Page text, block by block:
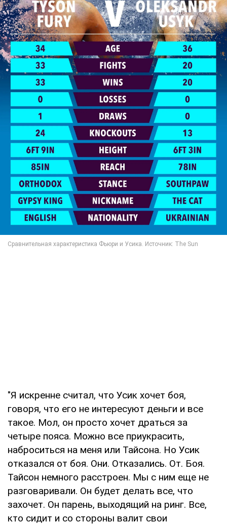
"Я искренне считал, что Усик хочет боя,
говоря, что его не интересуют деньги и все
такое. Мол, он просто хочет драться за
четыре пояса. Можно все приукрасить,
наброситься на меня или Тайсона. Но Усик
отказался от боя. Они. Отказались. От. Боя.
Тайсон немного расстроен. Мы с ним еще не
разговаривали. Он будет делать все, что
захочет. Он парень, выходящий на ринг. Все,
кто сидит и со стороны валит свои